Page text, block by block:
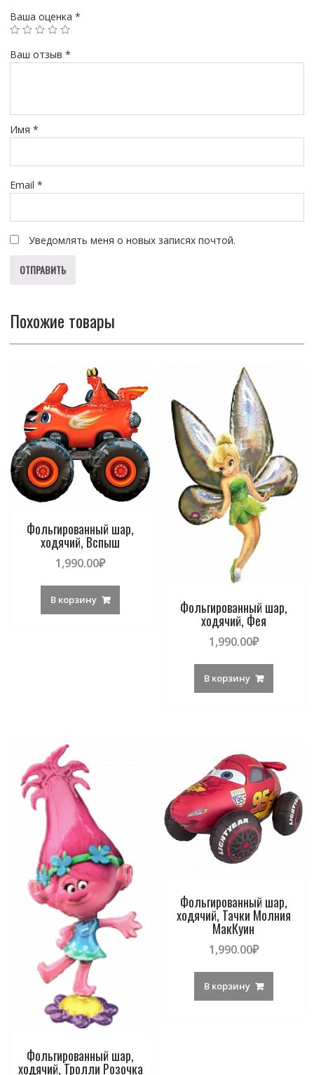
Ваша оценка *
Ваш отзыв *
Имя *
Email *
Уведомлять меня о новых записях почтой.
Похожие товары
Фольгированный шар,
ходячий, Вспыш
1,990.00₽
В корзину Фольгированный шар,
ходячий, Фея
1,990.00₽
В корзину
Фольгированный шар,
ходячий, Тролли Розочка
Фольгированный шар,
ходячий, Тачки Молния
МакКуин
1,990.00₽
В корзину